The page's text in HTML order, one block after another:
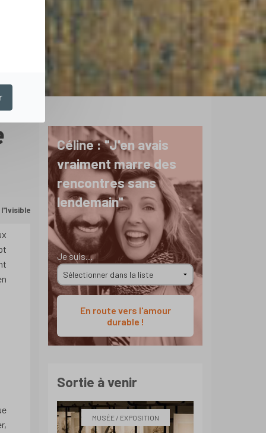
Céline : "J'en avais
vraiment marre des
rencontres sans
lendemain"
Je suis...
En route vers l'amour
durable !
Sortie à venir
MUSÉE / EXPOSITION